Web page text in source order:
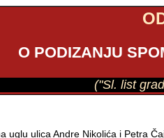
O PODIZANJU
("Sl. list
uglu ulica Andre Nikolića i Petra